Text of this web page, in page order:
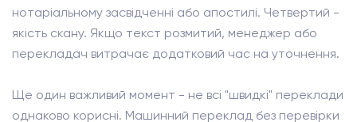
нотаріальному засвідченні або апостилі. Четвертий -
якість скану. Якщо текст розмитий, менеджер або
перекладач витрачає додатковий час на уточнення.
Ще один важливий момент - не всі "швидкі" переклади
однаково корисні. Машинний переклад без перевірки